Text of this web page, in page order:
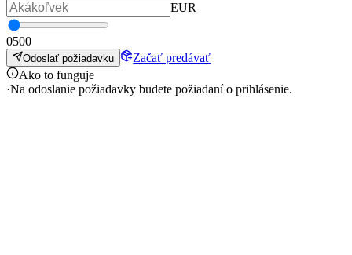
EUR
0500
Odoslať požiadavku
Začať predávať
Ako to funguje
·Na odoslanie požiadavky budete požiadaní o prihlásenie.